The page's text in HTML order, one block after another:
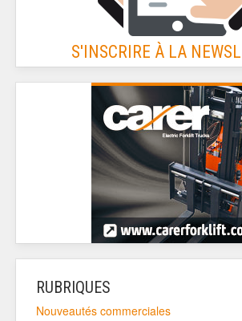
S'INSCRIRE À LA
RUBRIQUES
Nouveautés commerciales